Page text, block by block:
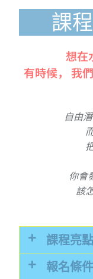
課
想在
有時候， 我
自由
你會
該
課程亮
報名條件